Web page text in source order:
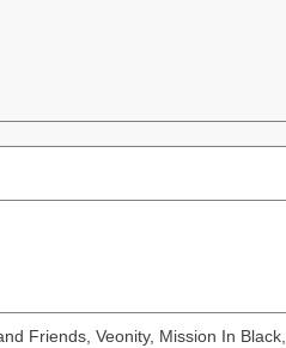
Friends, Veonity, Mission In Black,